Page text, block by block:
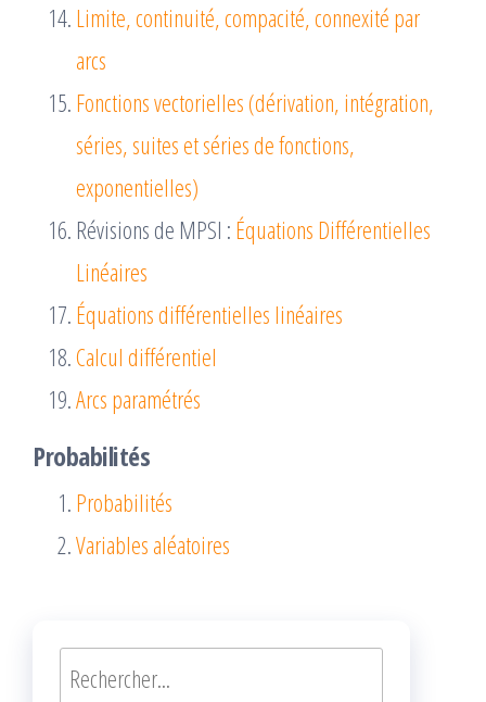
Limite, continuité, compacité, connexité par
arcs
Fonctions vectorielles (dérivation, intégration,
séries, suites et séries de fonctions,
exponentielles)
Révisions de MPSI : Équations Différentielles
Linéaires
Équations différentielles linéaires
Calcul différentiel
Arcs paramétrés
Probabilités
Probabilités
Variables aléatoires
Rechercher